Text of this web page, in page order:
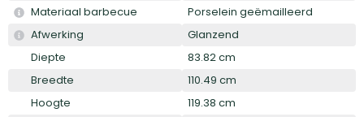
Materiaal barbecue
Porselein geëmailleerd
Afwerking
Glanzend
Diepte
83.82 cm
Breedte
110.49 cm
Hoogte
119.38 cm